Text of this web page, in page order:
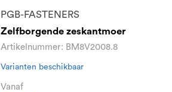
PGB-FASTENERS
Zelfborgende zeskantmoer
Artikelnummer: BM8V2008.8
Varianten beschikbaar
Vanaf